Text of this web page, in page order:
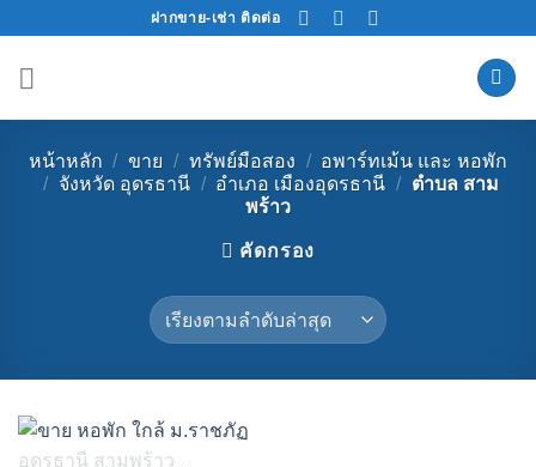
content
ฝากขาย-เช่า ติดต่อ
หน้าหลัก / ขาย / ทรัพย์มือสอง / อพาร์ทเม้น และ หอพัก
/ จังหวัด อุดรธานี / อำเภอ เมืองอุดรธานี / ตำบล สาม
พร้าว
คัดกรอง